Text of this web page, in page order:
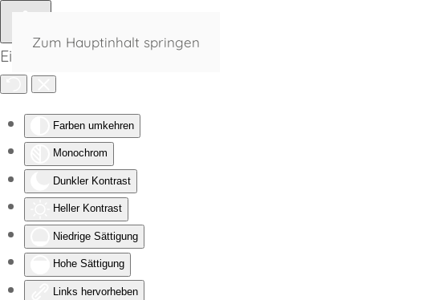
Eingabehilfen öffnen
Farben umkehren
Monochrom
Dunkler Kontrast
Heller Kontrast
Niedrige Sättigung
Hohe Sättigung
Links hervorheben
Zum Hauptinhalt springen